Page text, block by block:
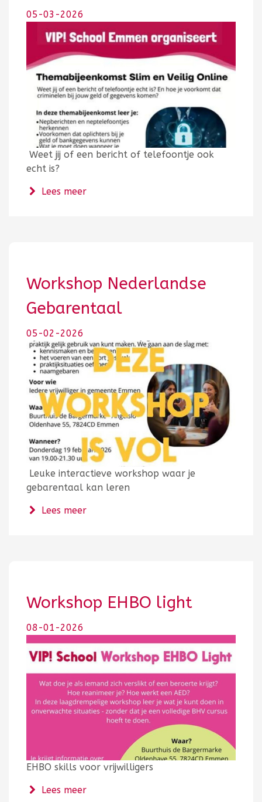
05-03-2026
Weet jij of een bericht of telefoontje ook
echt is?
Lees meerover Themabijeenkomst Slim en veilig
Workshop Nederlandse
Gebarentaal
05-02-2026
Leuke interactieve workshop waar je
gebarentaal kan leren
Lees meerover Workshop Nederlandse
Workshop EHBO light
08-01-2026
EHBO skills voor vrijwilligers
Lees meerover Workshop EHBO light